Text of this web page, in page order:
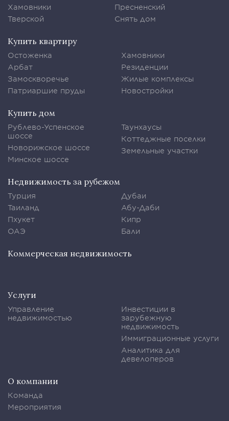
Хамовники
Тверской
Пресненский
Снять дом
Купить квартиру
Остоженка
Арбат
Замоскворечье
Патриаршие пруды
Хамовники
Резиденции
Жилые комплексы
Новостройки
Купить дом
Рублево-Успенское
шоссе
Новорижское шоссе
Минское шоссе
Таунхаусы
Коттеджные поселки
Земельные участки
Недвижимость за рубежом
Турция
Таиланд
Пхукет
ОАЭ
Дубаи
Абу-Даби
Кипр
Бали
Коммерческая недвижимость
Услуги
Управление
недвижимостью
Инвестиции в
зарубежную
недвижимость
Иммиграционные услуги
Аналитика для
девелоперов
О компании
Команда
Мероприятия